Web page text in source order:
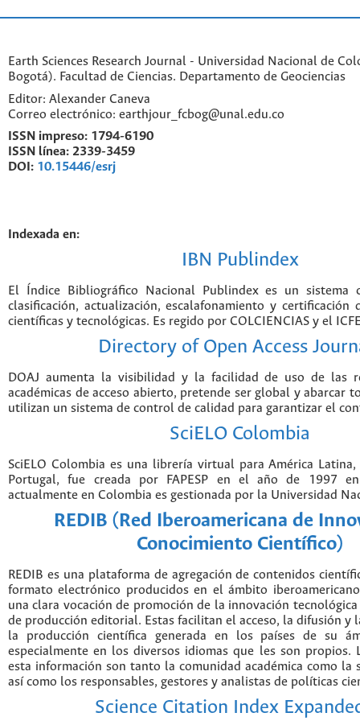
Earth Sciences Research Journal - Universidad Nacional de
Bogotá). Facultad de Ciencias. Departamento de Geociencias
Editor: Alexander Caneva
Correo electrónico: earthjour_fcbog@unal.edu.co
ISSN impreso: 1794-6190
ISSN línea: 2339-3459
DOI: 10.15446/esrj
Indexada en:
IBN Publindex
El Índice Bibliográfico Nacional Publindex es un sistema
clasificación, actualización, escalafonamiento y certificación
científicas y tecnológicas. Es regido por COLCIENCIAS y el
Directory of Open Access
DOAJ aumenta la visibilidad y la facilidad de uso de las
académicas de acceso abierto, pretende ser global y abarcar
utilizan un sistema de control de calidad para garantizar el
SciELO Colombia
SciELO Colombia es una librería virtual para América
Portugal, fue creada por FAPESP en el año de 1997
actualmente en Colombia es gestionada por la Universidad
REDIB (Red Iberoamericana de
Conocimiento Científico)
REDIB es una plataforma de agregación de contenidos
formato electrónico producidos en el ámbito
una clara vocación de promoción de la innovación
de producción editorial. Estas facilitan el acceso, la difusión y
la producción científica generada en los países de su
especialmente en los diversos idiomas que les son propios.
esta información son tanto la comunidad académica como la
así como los responsables, gestores y analistas de políticas
Science Citation Index